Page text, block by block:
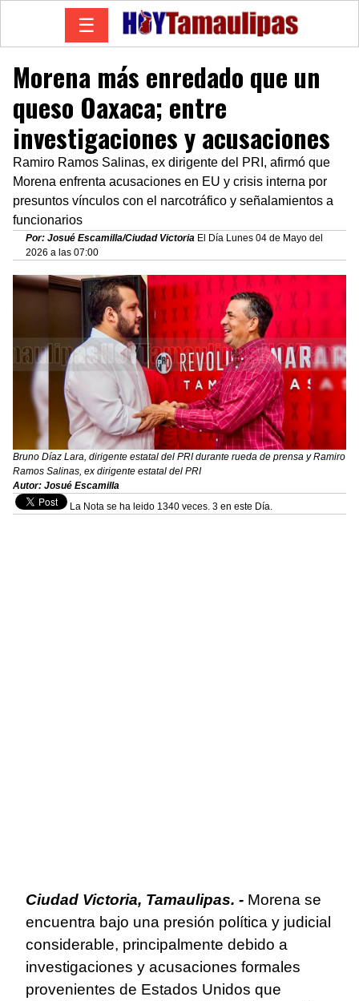
☰
Morena más enredado que un
queso Oaxaca; entre
investigaciones y acusaciones
Ramiro Ramos Salinas, ex dirigente del PRI, afirmó que
Morena enfrenta acusaciones en EU y crisis interna por
presuntos vínculos con el narcotráfico y señalamientos a
funcionarios
Por: Josué Escamilla/Ciudad Victoria El Día Lunes 04 de Mayo del
2026 a las 07:00
Bruno Díaz Lara, dirigente estatal del PRI durante rueda de prensa y Ramiro
Ramos Salinas, ex dirigente estatal del PRI
Autor: Josué Escamilla
La Nota se ha leido 1340 veces. 3 en este Día.
Ciudad Victoria, Tamaulipas. - Morena se
encuentra bajo una presión política y judicial
considerable, principalmente debido a
investigaciones y acusaciones formales
provenientes de Estados Unidos que